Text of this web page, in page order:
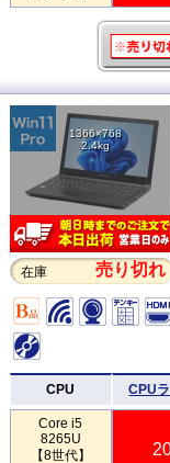
1366×768
2.4kg
在庫 売り切れ
CPU CPU
Core i5
8265U
【8世代】